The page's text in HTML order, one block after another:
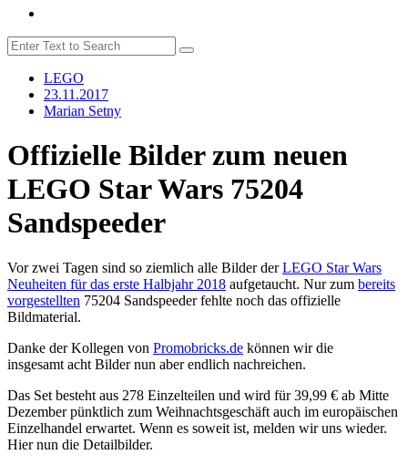
LEGO
23.11.2017
Marian Setny
Offizielle Bilder zum neuen
LEGO Star Wars 75204
Sandspeeder
Vor zwei Tagen sind so ziemlich alle Bilder derLEGO Star Wars
Neuheiten für das erste Halbjahr 2018 aufgetaucht. Nur zum bereits
vorgestellten 75204 Sandspeeder fehlte noch das offizielle
Bildmaterial.
Danke der Kollegen von Promobricks.de können wir die
insgesamt acht Bilder nun aber endlich nachreichen.
Das Set besteht aus 278 Einzelteilen und wird für 39,99 € ab Mitte
Dezember pünktlich zum Weihnachtsgeschäft auch im europäischen
Einzelhandel erwartet. Wenn es soweit ist, melden wir uns wieder.
Hier nun die Detailbilder.